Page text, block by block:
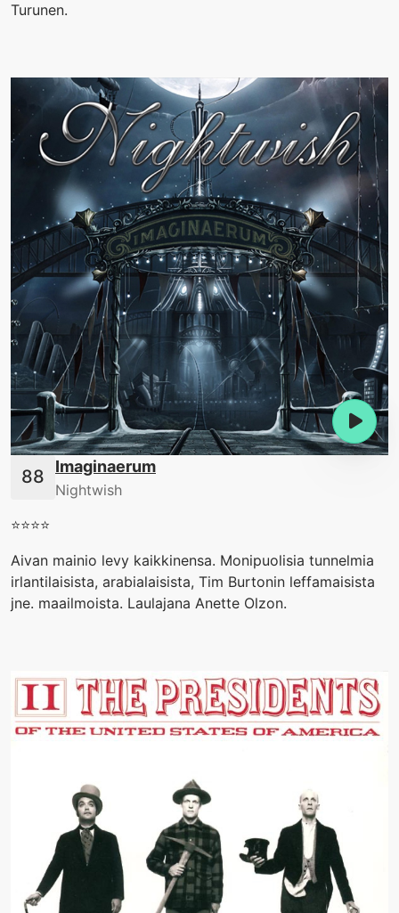
Turunen.
Imaginaerum
Nightwish
⭐️⭐️⭐️⭐️
Aivan mainio levy kaikkinensa. Monipuolisia tunnelmia
irlantilaisista, arabialaisista, Tim Burtonin leffamaisista
jne. maailmoista. Laulajana Anette Olzon.